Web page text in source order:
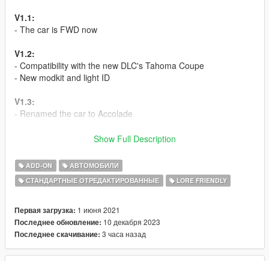
V1.1:
- The car is FWD now
V1.2:
- Compatibility with the new DLC's Tahoma Coupe
- New modkit and light ID
V1.3:
- Renamed the car to Accolade
1. copy the accolade folder to:update/x64/dlcpacks
2. In the update.rpf go to:/common/data, edit the dlclist.xml and
dlcpacks:/accolade/
Show Full Description
ADD-ON
АВТОМОБИЛИ
СТАНДАРТНЫЕ ОТРЕДАКТИРОВАННЫЕ
LORE FRIENDLY
Первая загрузка: 1 июня 2021
Последнее обновление: 10 декабря 2023
Последнее скачивание: 3 часа назад